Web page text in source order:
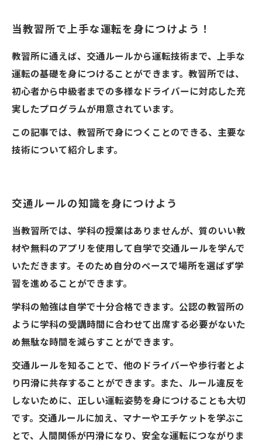
当教習所で上手な運転を身につけよう！
教習所に通えば、交通ルールから運転技術まで、上手な
運転の基礎を身につけることができます。教習所では、
初心者から中級者までの多様なドライバーに対応した充
実したプログラムが用意されています。
この記事では、教習所で身につくことのできる、主要な
技術について紹介します。
交通ルールの知識を身につけよう
当教習所では、学科の授業はありませんが、質のいい教
材や無料のアプリを使用して自学で交通ルールを学んで
いただきます。そのため自分のペースで場所を選ばず学
習を進めることができます。
学科の勉強は自学で十分合格できます。公認の教習所の
ように学科の受講時間に合わせて出席する必要がないた
め無駄な時間を減らすことができます。
交通ルールを知ることで、他のドライバーや歩行者とよ
り円滑に共存することができます。また、ルール違反を
しないために、正しい運転姿勢を身につけることも大切
です。交通ルールに加え、マナーやエチケットを学ぶこ
とで、人間関係が円滑になり、安全な運転につながりま